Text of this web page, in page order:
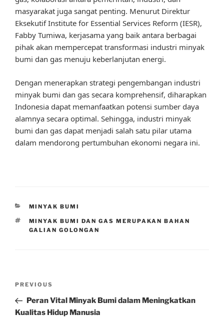
masyarakat juga sangat penting. Menurut Direktur
Eksekutif Institute for Essential Services Reform (IESR),
Fabby Tumiwa, kerjasama yang baik antara berbagai
pihak akan mempercepat transformasi industri minyak
bumi dan gas menuju keberlanjutan energi.
Dengan menerapkan strategi pengembangan industri
minyak bumi dan gas secara komprehensif, diharapkan
Indonesia dapat memanfaatkan potensi sumber daya
alamnya secara optimal. Sehingga, industri minyak
bumi dan gas dapat menjadi salah satu pilar utama
dalam mendorong pertumbuhan ekonomi negara ini.
CATEGORIES
MINYAK BUMI
TAGS
MINYAK BUMI DAN GAS MERUPAKAN BAHAN
GALIAN GOLONGAN
Previous
Post
PREVIOUS
Peran Vital Minyak Bumi dalam Meningkatkan
Kualitas Hidup Manusia